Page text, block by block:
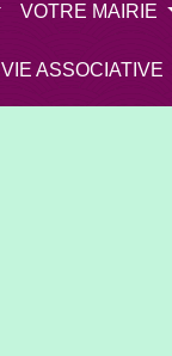
VOTRE MAIRIE
VIE ASSOCIATIVE